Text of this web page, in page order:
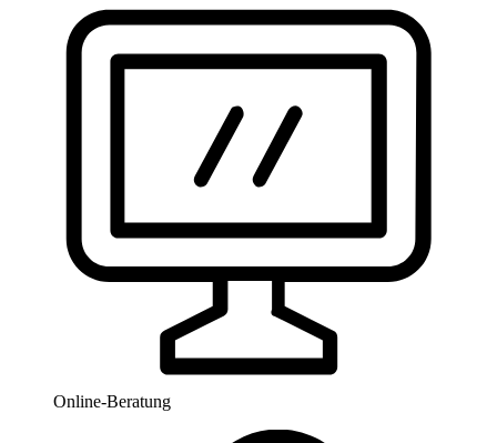
Online-Beratung